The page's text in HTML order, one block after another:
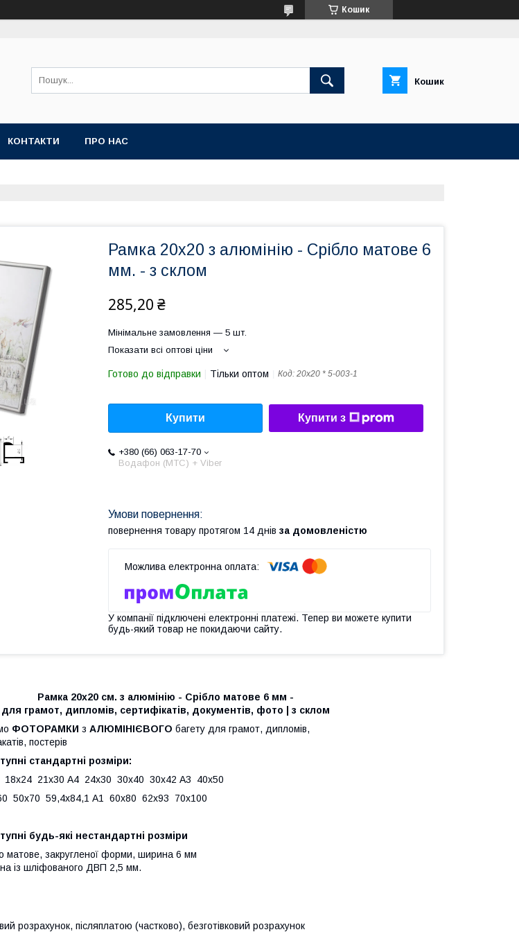
Кошик
Кошик
КОНТАКТИ ПРО НАС
Рамка 20х20 з алюмінію - Срібло матове 6
мм. - з склом
285,20 ₴
Мінімальне замовлення — 5 шт.
Показати всі оптові ціни
Готово до відправки Тільки оптом Код: 20х20 * 5-003-1
Купити Купити з
+380 (66) 063-17-70
Водафон (МТС) + Viber
повернення товару протягом 14 днів за домовленістю
У компанії підключені електронні платежі. Тепер ви можете купити
будь-який товар не покидаючи сайту.
Рамка 20х20 см. з алюмінію - Срібло матове 6 мм -
для грамот, дипломів, сертифікатів, документів, фото | з склом
ФОТОРАМКИ з АЛЮМІНІЄВОГО багету для грамот, дипломів,
постерів
стандартні розміри:
21х30 А4 24х30 30х40 30х42 А3 40х50
50х70 59,4х84,1 А1 60х80 62х93 70х100
будь-які нестандартні розміри
матове, закругленої форми, ширина 6 мм
із шліфованого ДВП 2,5 мм.
розрахунок, післяплатою (частково), безготівковий розрахунок